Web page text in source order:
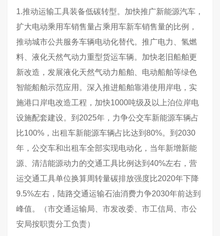
1.推动运输工具装备低碳转型。加快推广新能源汽车，
扩大电动乘用车销售量占乘用车新车销售量的比例，
推动城市公共服务车辆电动化替代。推广电力、氢燃
料、液化天然气动力重型货运车辆。加快老旧船舶更
新改造，发展液化天然气动力船舶、电动船舶等绿色
智能船舶示范应用。深入推进船舶靠港使用岸电，实
施港口岸电改造工程，加快1000吨级及以上泊位岸电
设施配套建设。到2025年，力争公交车新能源车辆占
比100%，出租车新能源车辆占比达到80%。到2030
年，公交车和出租车全部实现电动化，当年新增新能
源、清洁能源动力的交通工具比例达到40%左右，营
运交通工具单位换算周转量碳排放强度比2020年下降
9.5%左右，陆路交通运输石油消费力争2030年前达到
峰值。（市交通运输局、市发改委、市工信局、市公
安局按职责分工负责）